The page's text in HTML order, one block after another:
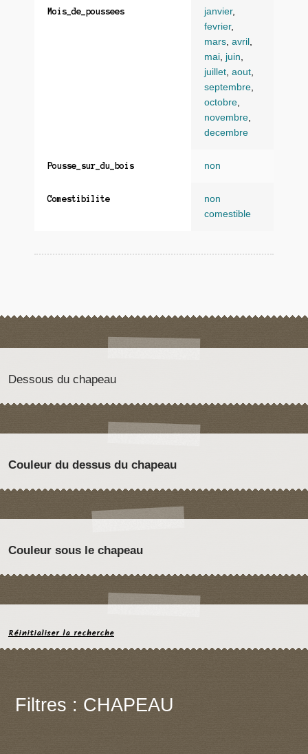
Mois_de_poussees janvier,
fevrier,
mars, avril ,
mai, juin,
juillet, aout,
septembre,
octobre,
novembre,
decembre
Pousse_sur_du_bois non
Comestibilite
non
comestible
Dessous du chapeau
Couleur du dessus du chapeau
Couleur sous le chapeau
Réinitialiser la recherche
Filtres : CHAPEAU